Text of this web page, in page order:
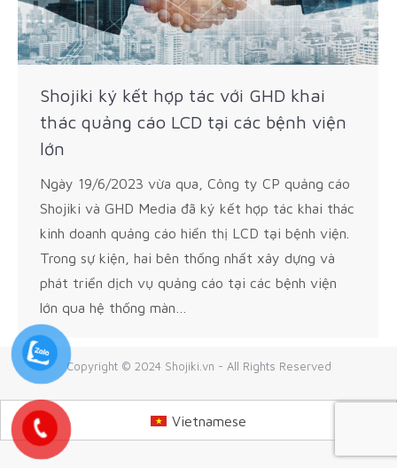
Shojiki ký kết hợp tác với GHD khai
thác quảng cáo LCD tại các bệnh viện
lớn
Ngày 19/6/2023 vừa qua, Công ty CP quảng cáo
Shojiki và GHD Media đã ký kết hợp tác khai thác
kinh doanh quảng cáo hiển thị LCD tại bệnh viện.
Trong sự kiện, hai bên thống nhất xây dựng và
phát triển dịch vụ quảng cáo tại các bệnh viện
lớn qua hệ thống màn…
Copyright © 2024 Shojiki.vn - All Rights Reserved
Vietnamese